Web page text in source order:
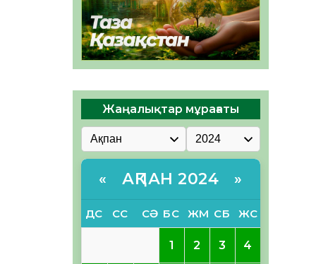
Жаңалықтар мұрағаты
« АҚПАН 2024 »
ДС СС СӘ БС ЖМ СБ ЖС
1 2 3 4